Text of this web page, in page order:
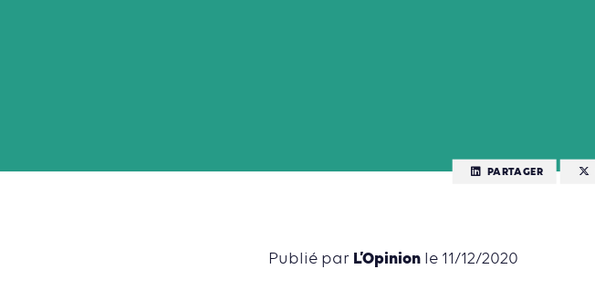
PARTAGER
Publié par L’Opinion le 11/12/2020